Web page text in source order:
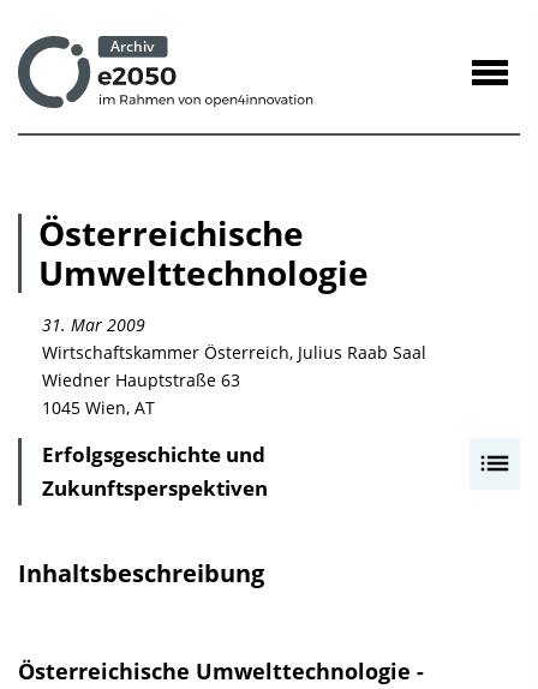
Inhalt
Österreichische
Umwelttechnologie
31. Mar 2009
Wirtschaftskammer Österreich, Julius Raab Saal
Wiedner Hauptstraße 63
1045 Wien, AT
Erfolgsgeschichte und
Zukunftsperspektiven
Inhaltsbeschreibung
Österreichische Umwelttechnologie -